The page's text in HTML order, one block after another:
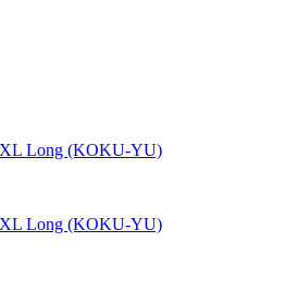
Long (KOKU-YU)
Long (KOKU-YU)